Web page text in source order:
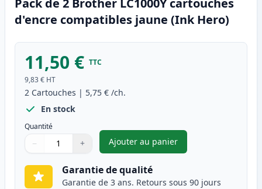
Pack de 2 Brother LC1000Y cartouches
d'encre compatibles jaune (Ink Hero)
11,50 € TTC
9,83 € HT
2 Cartouches | 5,75 € /ch.
En stock
Quantité
Quantité
Utilisez les boutons pour ajuster
− +
Quantité
Ajouter au panier
,Pack de 2 Brother LC1000Y
Garantie de qualité
Garantie de 3 ans. Retours sous 90 jours